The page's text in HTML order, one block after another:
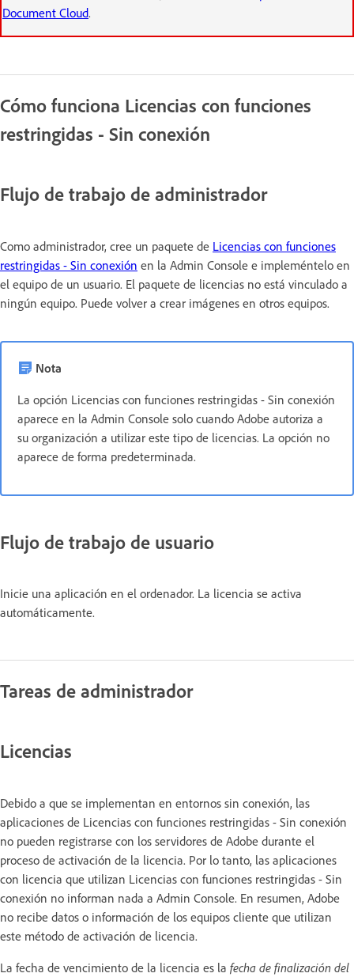
Document Cloud.
Cómo funciona Licencias con funciones
restringidas - Sin conexión
Flujo de trabajo de administrador
Como administrador, cree un paquete de Licencias con funciones
restringidas - Sin conexión en la Admin Console e impleméntelo en
el equipo de un usuario. El paquete de licencias no está vinculado a
ningún equipo. Puede volver a crear imágenes en otros equipos.
Nota
La opción Licencias con funciones restringidas - Sin conexión
aparece en la Admin Console solo cuando Adobe autoriza a
su organización a utilizar este tipo de licencias. La opción no
aparece de forma predeterminada.
Flujo de trabajo de usuario
Inicie una aplicación en el ordenador. La licencia se activa
automáticamente.
Tareas de administrador
Licencias
Debido a que se implementan en entornos sin conexión, las
aplicaciones de Licencias con funciones restringidas - Sin conexión
no pueden registrarse con los servidores de Adobe durante el
proceso de activación de la licencia. Por lo tanto, las aplicaciones
con licencia que utilizan Licencias con funciones restringidas - Sin
conexión no informan nada a Admin Console. En resumen, Adobe
no recibe datos o información de los equipos cliente que utilizan
este método de activación de licencia.
La fecha de vencimiento de la licencia es la fecha de finalización del